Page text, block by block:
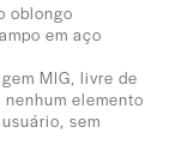
oblongo
em aço
MIG, livre de
elemento
sem